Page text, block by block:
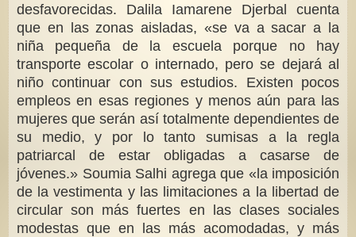
desfavorecidas. Dalila Iamarene Djerbal cuenta
que en las zonas aisladas, «se va a sacar a la
niña pequeña de la escuela porque no hay
transporte escolar o internado, pero se dejará al
niño continuar con sus estudios. Existen pocos
empleos en esas regiones y menos aún para las
mujeres que serán así totalmente dependientes de
su medio, y por lo tanto sumisas a la regla
patriarcal de estar obligadas a casarse de
jóvenes.» Soumia Salhi agrega que «la imposición
de la vestimenta y las limitaciones a la libertad de
circular son más fuertes en las clases sociales
modestas que en las más acomodadas, y más